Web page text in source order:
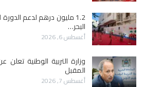
البحر…
أغسطس 6, 2026
وزارة التربية الوطنية
المقبل
أغسطس 7, 2026